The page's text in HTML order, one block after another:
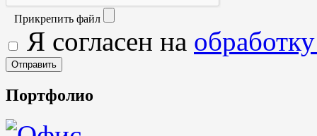
Прикрепить файл
Я согласен на
Портфолио